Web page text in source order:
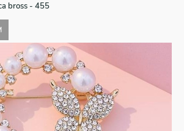
bross - 455